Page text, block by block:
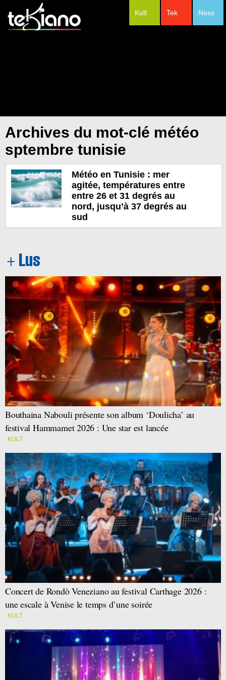
Ness
Tek
Kult
Archives du mot-clé météo
sptembre tunisie
Météo en Tunisie : mer
agitée, températures entre
entre 26 et 31 degrés au
nord, jusqu’à 37 degrés au
sud
Bouthaina Nabouli présente son album ‘Doulicha’ au
festival Hammamet 2026 : Une star est lancée
KULT
Concert de Rondò Veneziano au festival Carthage 2026 :
une escale à Venise le temps d’une soirée
KULT